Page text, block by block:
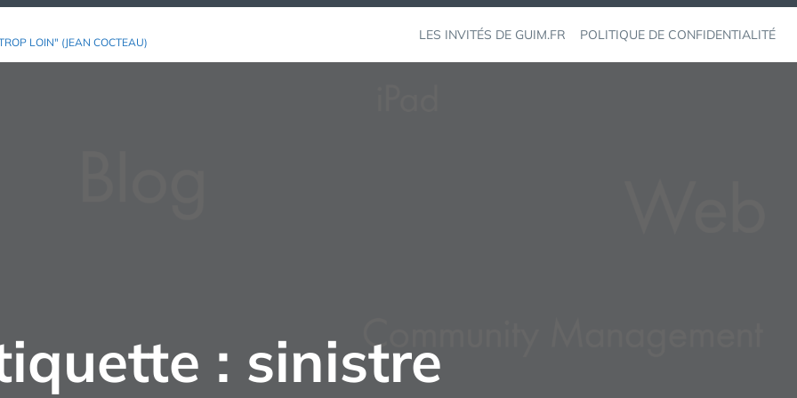
LOIN" (JEAN COCTEAU) LES INVITÉS DE GUIM.FR POLITIQUE DE CONFIDENTIALITÉ
: sinistre